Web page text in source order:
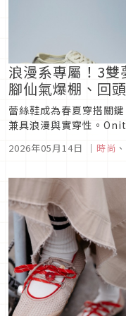
浪漫系專屬！3
腳仙氣爆棚、回
蕾絲鞋成為春夏穿搭關
兼具浪漫與實穿性。
盈結構呈現仙氣氛圍，
2026年05月14日 ｜ 時尚 、